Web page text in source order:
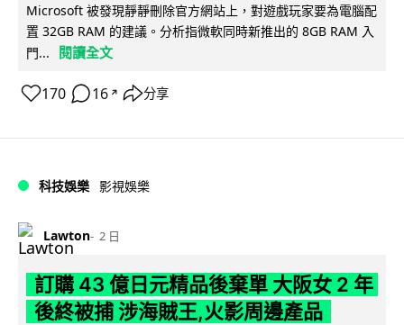
Microsoft 被發現靜靜刪除官方網站上，對遊戲玩家要為電腦配
置 32GB RAM 的建議。分析指微軟同時新推出的 8GB RAM 入
門...
閱讀全文
170 16 ↗ 分享
科技娛樂 影視娛樂
Lawton 2 日
訂購 43 億日元精品後棄單 大阪女 2 年
後終被捕 涉海賊王,火影周邊產品